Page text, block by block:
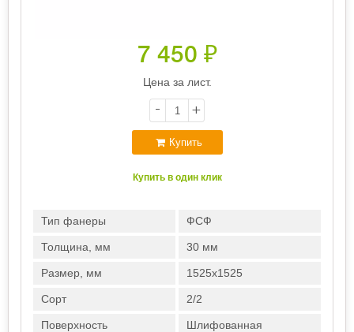
7 450 ₽
Цена за лист.
- +
Купить
Купить в один клик
Тип фанеры ФСФ
Толщина, мм 30 мм
Размер, мм 1525х1525
Сорт 2/2
Поверхность Шлифованная